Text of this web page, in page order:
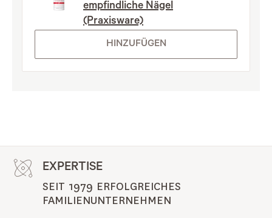
empfindliche Nägel
(Praxisware)
HINZUFÜGEN
EXPERTISE
SEIT 1979 ERFOLGREICHES
FAMILIENUNTERNEHMEN